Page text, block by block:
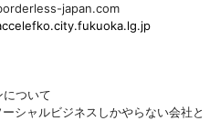
japan.com
ついて
シャルビジネスしかやらない会社と